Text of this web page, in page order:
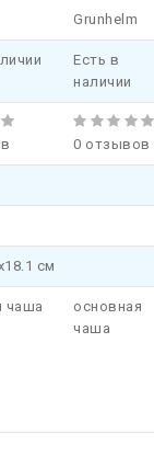
Grunhelm
Есть в
наличии
0 отзывов
см
чаша
основная
чаша